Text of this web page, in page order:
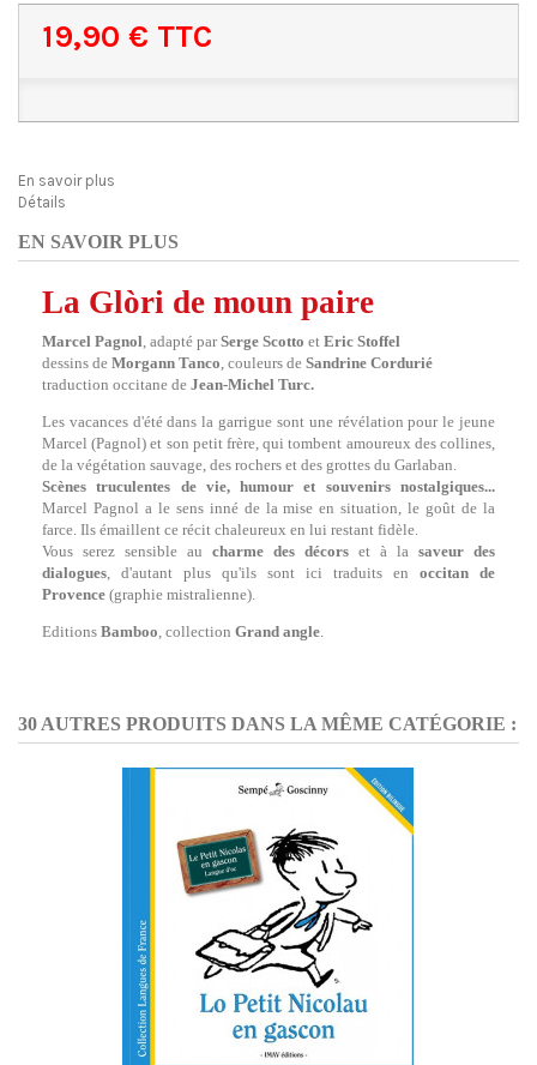
19,90 € TTC
En savoir plus
Détails
EN SAVOIR PLUS
La Glòri de moun paire
Marcel Pagnol, adapté parSerge Scotto et Eric Stoffel
dessins de Morgann Tanco, couleurs de Sandrine Cordurié
traduction occitane de Jean-Michel Turc.
Les vacances d'été dans la garrigue sont une révélation pour le jeune
Marcel (Pagnol) et son petit frère, qui tombent amoureux des collines,
de la végétation sauvage, des rochers et des grottes du Garlaban.
Scènes truculentes de vie, humour et souvenirs nostalgiques...
Marcel Pagnol a le sens inné de la mise en situation, le goût de la
farce. Ils émaillent ce récit chaleureux en lui restant fidèle.
Vous serez sensible au charme des décors et à la saveur des
dialogues, d'autant plus qu'ils sont ici traduits en occitan de
Provence (graphie mistralienne).
Editions Bamboo, collection Grand angle.
30 AUTRES PRODUITS DANS LA MÊME CATÉGORIE :